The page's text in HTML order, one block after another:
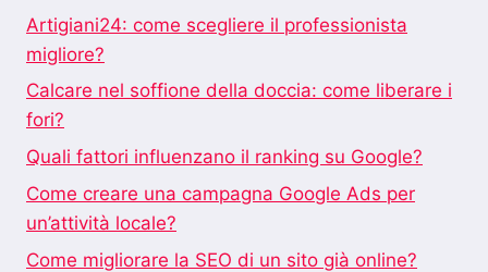
Artigiani24: come scegliere il professionista
migliore?
Calcare nel soffione della doccia: come liberare i
fori?
Quali fattori influenzano il ranking su Google?
Come creare una campagna Google Ads per
un’attività locale?
Come migliorare la SEO di un sito già online?